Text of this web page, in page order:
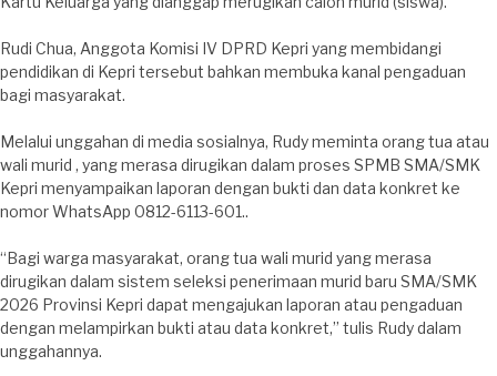
Rudi Chua, Anggota Komisi IV DPRD Kepri yang membidangi
pendidikan di Kepri tersebut bahkan membuka kanal pengaduan
bagi masyarakat.
Melalui unggahan di media sosialnya, Rudy meminta orang tua atau
wali murid , yang merasa dirugikan dalam proses SPMB SMA/SMK
Kepri menyampaikan laporan dengan bukti dan data konkret ke
nomor WhatsApp 0812-6113-601..
“Bagi warga masyarakat, orang tua wali murid yang merasa
dirugikan dalam sistem seleksi penerimaan murid baru SMA/SMK
2026 Provinsi Kepri dapat mengajukan laporan atau pengaduan
dengan melampirkan bukti atau data konkret,” tulis Rudy dalam
unggahannya.